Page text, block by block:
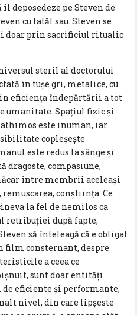
deposedeze pe Steven de
cu tatăl sau. Steven se
doar prin sacrificiul ritualic
steril al doctorului
în tuşe gri, metalice, cu
eficienţa îndepărtării a tot
umanitate. Spaţiul fizic şi
este inuman, iar
copleşeşte
este redus la sânge şi
dragoste, compasiune,
între membrii aceleaşi
conştiinţa. Ce
la fel de nemilos ca
retribuţiei după fapte,
să înteleagă că e obligat
film consternant, despre
a ceea ce
sunt doar entităţi
eficiente şi performante,
nivel, din care lipşeste